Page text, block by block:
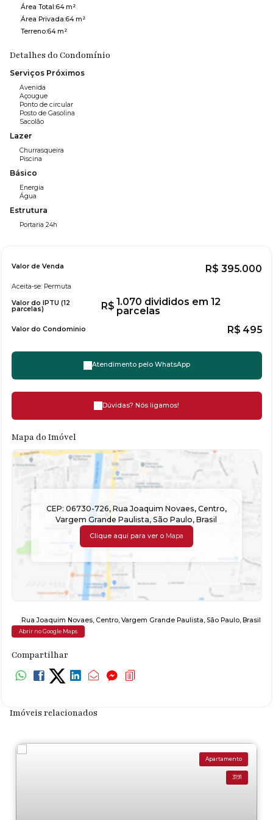
Área Total:64 m²
Área Privada:64 m²
Terreno:64 m²
Detalhes do Condomínio
Serviços Próximos
Avenida
Açougue
Ponto de circular
Posto de Gasolina
Sacolão
Lazer
Churrasqueira
Piscina
Básico
Energia
Água
Estrutura
Portaria 24h
R$ 395.000
Valor de Venda
Aceita-se: Permuta
Valor do IPTU (12
parcelas) R$ 1.070 divididos em 12
parcelas
Valor do Condominio R$ 495
Atendimento pelo WhatsApp
Dúvidas? Nós ligamos!
Mapa do Imóvel
CEP: 06730-726, Rua Joaquim Novaes, Centro,
Vargem Grande Paulista,São Paulo,Brasil
Clique aqui para ver o Mapa
Rua Joaquim Novaes, Centro, Vargem Grande Paulista São Paulo, Brasil
Abrir no Google Maps
Compartilhar
Imóveis relacionados
Apartamento
3191